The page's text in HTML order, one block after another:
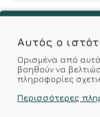
Επιθυμητό
Αυτός ο
Ορισμένα από
βοηθούν να
πληροφορίες
Περισσότερες